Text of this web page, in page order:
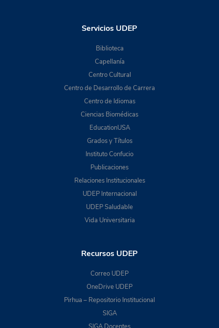
Servicios UDEP
Biblioteca
Capellanía
Centro Cultural
Centro de Desarrollo de Carrera
Centro de Idiomas
Ciencias Biomédicas
EducationUSA
Grados y Títulos
Instituto Confucio
Publicaciones
Relaciones Institucionales
UDEP Internacional
UDEP Saludable
Vida Universitaria
Recursos UDEP
Correo UDEP
OneDrive UDEP
Pirhua – Repositorio Institucional
SIGA